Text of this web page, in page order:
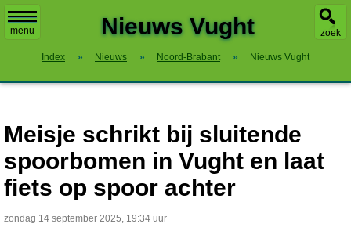
menu zoek
Nieuws Vught
Index » Nieuws » Noord-Brabant » Nieuws Vught
Meisje schrikt bij sluitende
spoorbomen in Vught en laat
fiets op spoor achter
zondag 14 september 2025, 19:34 uur